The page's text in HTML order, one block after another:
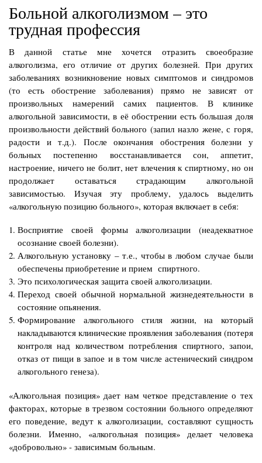
Больной алкоголизмом – это
трудная профессия
В данной статье мне хочется отразить своеобразие
алкоголизма, его отличие от других болезней. При других
заболеваниях возникновение новых симптомов и синдромов
(то есть обострение заболевания) прямо не зависят от
произвольных намерений самих пациентов. В клинике
алкогольной зависимости, в её обострении есть большая доля
произвольности действий больного (запил назло жене, с горя,
радости и т.д.). После окончания обострения болезни у
больных постепенно восстанавливается сон, аппетит,
настроение, ничего не болит, нет влечения к спиртному, но он
продолжает оставаться страдающим алкогольной
зависимостью. Изучая эту проблему, удалось выделить
«алкогольную позицию больного», которая включает в себя:
Восприятие своей формы алкоголизации (неадекватное
осознание своей болезни).
Алкогольную установку – т.е., чтобы в любом случае были
обеспечены приобретение и прием спиртного.
Это психологическая защита своей алкоголизации.
Переход своей обычной нормальной жизнедеятельности в
состояние опьянения.
Формирование алкогольного стиля жизни, на который
накладываются клинические проявления заболевания (потеря
контроля над количеством потребления спиртного, запои,
отказ от пищи в запое и в том числе астенический синдром
алкогольного генеза).
«Алкогольная позиция» дает нам четкое представление о тех
факторах, которые в трезвом состоянии больного определяют
его поведение, ведут к алкоголизации, составляют сущность
болезни. Именно, «алкогольная позиция» делает человека
«добровольно» - зависимым больным.